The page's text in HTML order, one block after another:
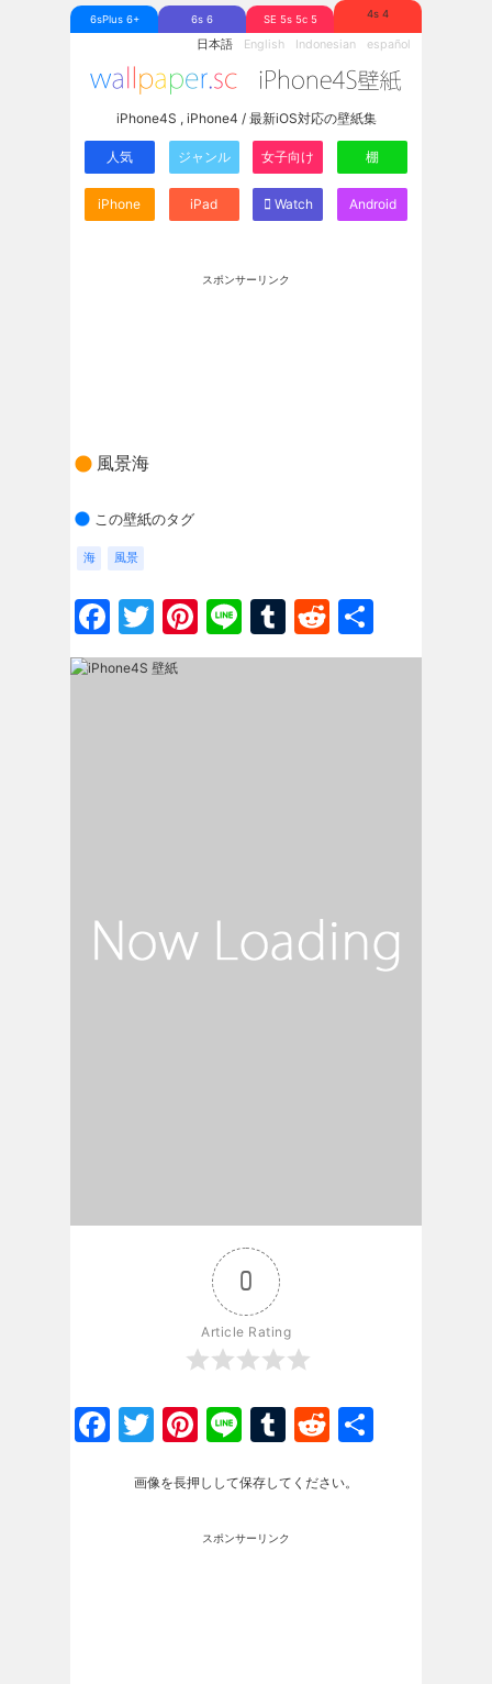
6sPlus 6+ 6s 6 SE 5s 5c 5 4s 4
日本語 English Indonesian español
iPhone4S , iPhone4 / 最新iOS対応の壁紙集
人気 ジャンル 女子向け 棚
iPhone iPad Watch Android
スポンサーリンク
風景海
この壁紙のタグ
海 風景
Facebook
Twitter
Pinterest
LineTumblr
Reddit
有
0
Article Rating
Facebook
Twitter
Pinterest
LineTumblr
Reddit
画像を長押しして保存してください。
スポンサーリンク